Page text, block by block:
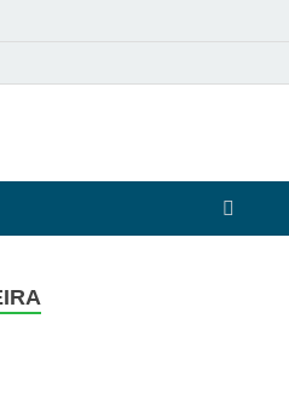
Ciclável